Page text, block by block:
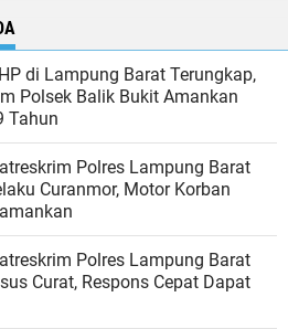
di Lampung Barat Terungkap,
Polsek Balik Bukit Amankan
Tahun
Polres Lampung Barat
Curanmor, Motor Korban
Polres Lampung Barat
Curat, Respons Cepat Dapat